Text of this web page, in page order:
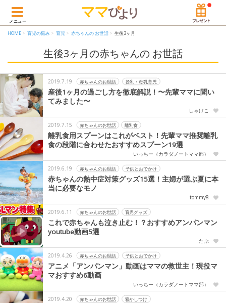
メニュー
HOME 育児の悩み 育児 赤ちゃんの お世話 生後3ヶ月
生後3ヶ月の赤ちゃんの お世話
2019.7.19 赤ちゃんのお世話 授乳・母乳育児
産後1ヶ月の過ごし方を徹底解説！〜先輩ママに聞い
てみました〜
しゃけこ
2019.7.15 赤ちゃんのお世話 離乳食
離乳食用スプーンはこれがベスト！先輩ママ推奨離乳
食の段階に合わせたおすすめスプーン19選
いっちー（カラダノートママ部）
2019.6.19 赤ちゃんのお世話 子供とおでかけ
赤ちゃんの熱中症対策グッズ15選！主婦が選ぶ夏に本
当に必要なモノ
tommy8
2019.6.11 赤ちゃんのお世話 育児グッズ
これで赤ちゃんも泣き止む！？おすすめアンパンマン
youtube動画5選
たぶ
2019.4.26 赤ちゃんのお世話 子供とおでかけ
アニメ「アンパンマン」動画はママの救世主！現役マ
マおすすめ6動画
いっちー（カラダノートママ部）
2019.4.20 赤ちゃんのお世話 寝かしつけ